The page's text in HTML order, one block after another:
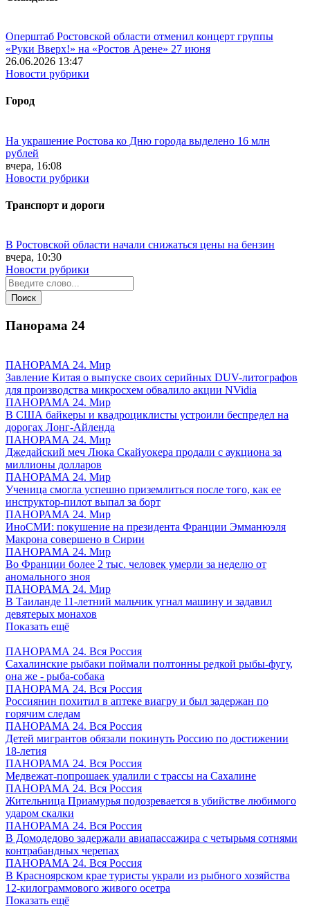
Оперштаб Ростовской области отменил концерт группы
«Руки Вверх!» на «Ростов Арене» 27 июня
26.06.2026 13:47
Новости рубрики
Город
На украшение Ростова ко Дню города выделено 16 млн
рублей
вчера, 16:08
Новости рубрики
Транспорт и дороги
В Ростовской области начали снижаться цены на бензин
вчера, 10:30
Новости рубрики
Панорама 24
ПАНОРАМА 24. Мир
Завление Китая о выпуске своих серийных DUV-литографов
для производства микросхем обвалило акции NVidia
ПАНОРАМА 24. Мир
В США байкеры и квадроциклисты устроили беспредел на
дорогах Лонг-Айленда
ПАНОРАМА 24. Мир
Джедайский меч Люка Скайуокера продали с аукциона за
миллионы долларов
ПАНОРАМА 24. Мир
Ученица смогла успешно приземлиться после того, как ее
инструктор-пилот выпал за борт
ПАНОРАМА 24. Мир
ИноСМИ: покушение на президента Франции Эмманюэля
Макрона совершено в Сирии
ПАНОРАМА 24. Мир
Во Франции более 2 тыс. человек умерли за неделю от
аномального зноя
ПАНОРАМА 24. Мир
В Таиланде 11-летний мальчик угнал машину и задавил
девятерых монахов
Показать ещё
ПАНОРАМА 24. Вся Россия
Сахалинские рыбаки поймали полтонны редкой рыбы-фугу,
она же - рыба-собака
ПАНОРАМА 24. Вся Россия
Россиянин похитил в аптеке виагру и был задержан по
горячим следам
ПАНОРАМА 24. Вся Россия
Детей мигрантов обязали покинуть Россию по достижении
18-летия
ПАНОРАМА 24. Вся Россия
Медвежат-попрошаек удалили с трассы на Сахалине
ПАНОРАМА 24. Вся Россия
Жительница Приамурья подозревается в убийстве любимого
ударом скалки
ПАНОРАМА 24. Вся Россия
В Домодедово задержали авиапассажира с четырьмя сотнями
контрабандных черепах
ПАНОРАМА 24. Вся Россия
В Красноярском крае туристы украли из рыбного хозяйства
12-килограммового живого осетра
Показать ещё